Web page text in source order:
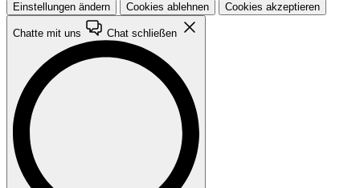
Einstellungen ändern Cookies ablehnen Cookies akzeptieren
Chatte mit uns Chat schließen